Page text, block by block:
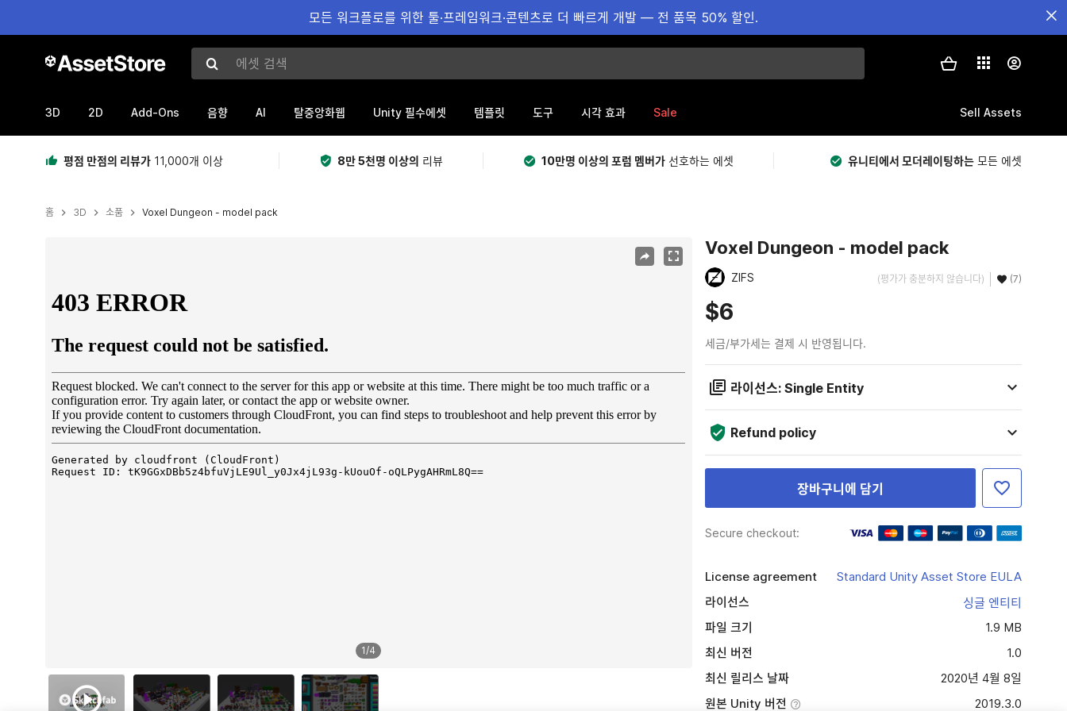
모든 워크플로를 위한 툴·프레임워크·콘텐츠로 더 빠르게 개발 — 전 품목 50% 할인.
에셋 검색
3D 2D Add-Ons 음향 AI 탈중앙화웹 Unity 필수에셋 템플릿 도구 시각 효과 Sale Sell Assets
평점 만점의 리뷰가 11,000개 이상 8만 5천명 이상의 리뷰 10만명 이상의 포럼 멤버가 선호하는 에셋 유니티에서 모더레이팅하는 모든 에셋
홈 3D 소품 Voxel Dungeon - model pack
1/4
Voxel Dungeon - model pack
ZIFS (평가가 충분하지 않습니다) (7)
$6
세금/부가세는 결제 시 반영됩니다.
라이선스: Single Entity
Refund policy
장바구니에 담기
Secure checkout:
License agreement
Standard Unity Asset Store EULA
라이선스
싱글 엔티티
파일 크기
1.9 MB
최신 버전
1.0
최신 릴리스 날짜
2020년 4월 8일
원본 Unity 버전
2019.3.0